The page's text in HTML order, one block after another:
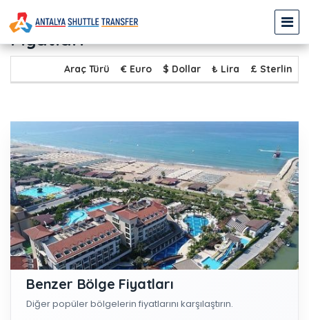
KARGICAK - EVRENSEKİ Transfer
Fiyatları
Araç Türü € Euro $ Dollar ₺ Lira £ Sterlin
Benzer Bölge Fiyatları
Diğer popüler bölgelerin fiyatlarını karşılaştırın.